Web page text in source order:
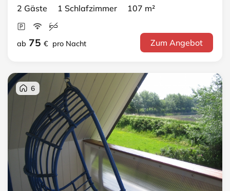
2 Gäste 1 Schlafzimmer 107 m²
ab 75 € pro Nacht Zum Angebot
6